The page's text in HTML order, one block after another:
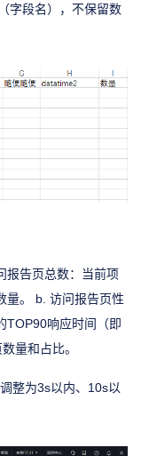
字段名），不保留数
报告页总数：当前项
量。 b. 访问报告页性
TOP90响应时间（即
量和占比。
整为3s以内、10s以